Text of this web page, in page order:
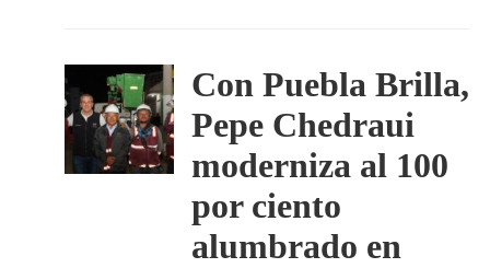
Con Puebla Brilla,
Pepe Chedraui
moderniza al 100
por ciento
alumbrado en